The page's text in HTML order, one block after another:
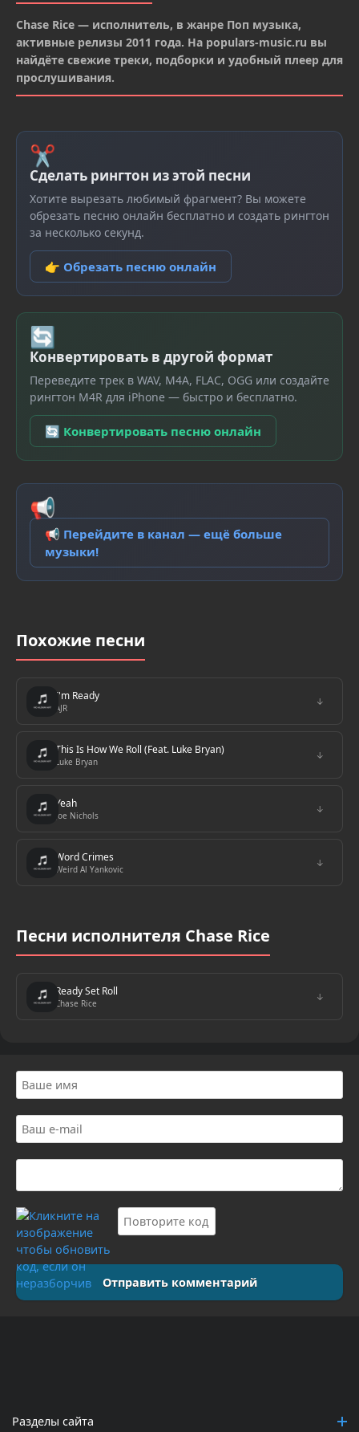
Chase Rice — исполнитель, в жанре Поп музыка,
активные релизы 2011 года. На populars-music.ru вы
найдёте свежие треки, подборки и удобный плеер для
прослушивания.
✂
Сделать рингтон из этой песни
Хотите вырезать любимый фрагмент? Вы можете
обрезать песню онлайн бесплатно и создать рингтон
за несколько секунд.
👉 Обрезать песню онлайн
🔄
Конвертировать в другой формат
Переведите трек в WAV, M4A, FLAC, OGG или создайте
рингтон M4R для iPhone — быстро и бесплатно.
🔄 Конвертировать песню онлайн
📢
📢 Перейдите в канал — ещё больше
музыки!
Похожие песни
I'm Ready
AJR
↓
This Is How We Roll (Feat. Luke Bryan)
Luke Bryan
↓
Yeah
Joe Nichols
↓
Word Crimes
Weird Al Yankovic
↓
Песни исполнителя Chase Rice
Ready Set Roll
Chase Rice
↓
Отправить комментарий
Разделы сайта